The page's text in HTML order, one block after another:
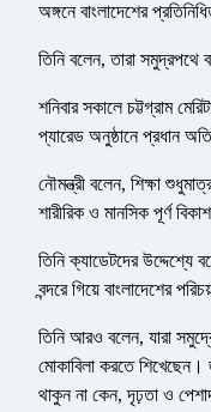
অঙ্গনে বাংলাদেশের
তিনি বলেন, তারা সমুদ্রপথে
শনিবার সকালে চট্টগ্রাম
প্যারেড অনুষ্ঠানে প্রধান
নৌমন্ত্রী বলেন, শিক্ষা
শারীরিক ও মানসিক পূর্ণ
তিনি ক্যাডেটদের উদ্দেশ্যে
বন্দরে গিয়ে বাংলাদেশের
তিনি আরও বলেন, যারা
মোকাবিলা করতে
থাকুন না কেন, দৃঢ়তা ও